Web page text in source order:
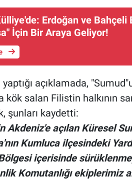
Erdoğan ve Bahçeli
İçin Bir Araya Geliyor!
açıklamada,
kök salan Filistin halkının
şunları kaydetti:
Akdeniz'e açılan Küresel
Kumluca ilçesindeki
içerisinde
Komutanlığı ekiplerimiz